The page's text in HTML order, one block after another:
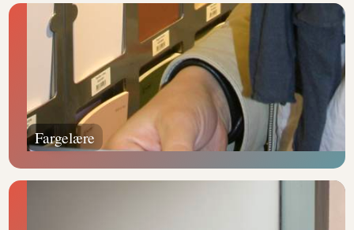
Fargelære